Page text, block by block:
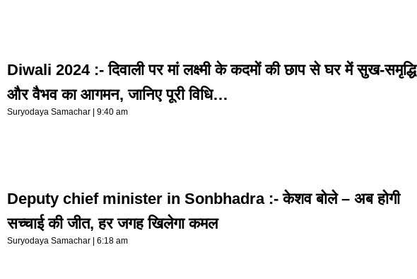
Diwali 2024 :- दिवाली पर मां लक्ष्मी के कदमों की छाप से घर में सुख-समृद्धि
और वैभव का आगमन, जानिए पूरी विधि…
Suryodaya Samachar 9:40 am
Deputy chief minister in Sonbhadra :- केशव बोले – अब होगी
सच्चाई की जीत, हर जगह खिलेगा कमल
Suryodaya Samachar 6:18 am